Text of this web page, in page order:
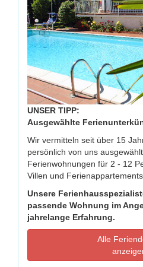
UNSER TIPP:
Ausgewählte
Wir vermitteln seit über 15
persönlich von uns
Ferienwohnungen für 2 - 12
Villen und Ferienappartements.
Unsere
passende Wohnung im
jahrelange Erfahrung.
Alle